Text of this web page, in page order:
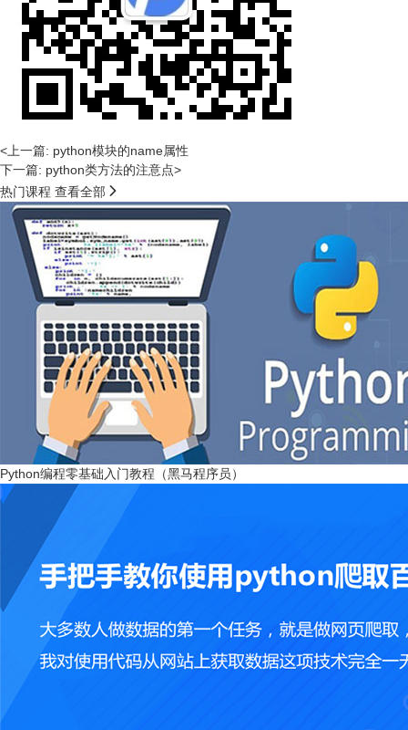
<上一篇: python模块的name属性
下一篇: python类方法的注意点>
热门课程 查看全部 
Python编程零基础入门教程（黑马程序员）